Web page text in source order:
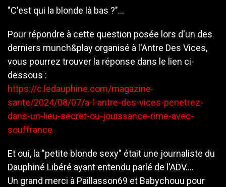
"C'est qui la blonde là bas ?"...
Pour répondre à cette question posée lors d'un des
derniers munch&play organisé à l'Antre Des Vices,
vous pourrez trouver la réponse dans le lien ci-
dessous :
https://c.ledauphine.com/magazine-
sante/2024/08/07/a-l-antre-des-vices-penetrez-
dans-un-lieu-secret-ou-jouissance-rime-avec-
souffrance
Et oui, la "petite blonde sexy" était une journaliste du
Dauphiné Libéré ayant entendu parlé de l'ADV....
Un grand merci à Paillasson69 et Babychouu pour